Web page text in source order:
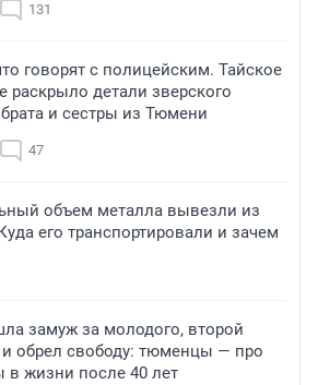
131
говорят с полицейским. Тайское
раскрыло детали зверского
и сестры из Тюмени
47
объем металла вывезли из
его транспортировали и зачем
замуж за молодого, второй
и обрел свободу: тюменцы — про
в жизни после 40 лет